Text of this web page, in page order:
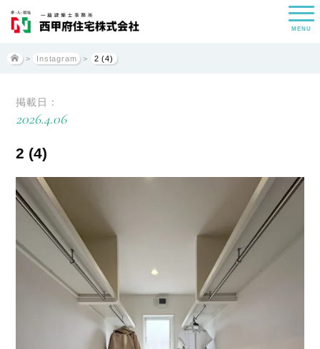
MENU
> Instagram > 2 (4)
掲載日：
2026.4.06
2 (4)